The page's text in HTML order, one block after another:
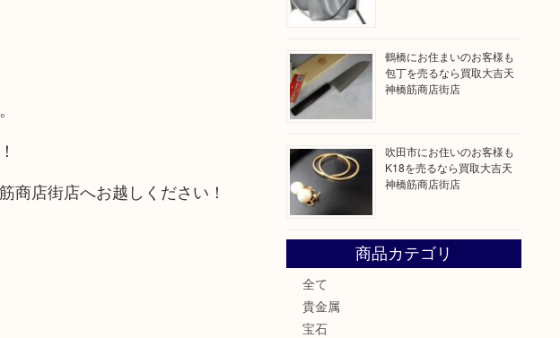
商店街店へお越しください！
鶴橋にお住まいのお客様も
包丁を売るなら買取大吉天
神橋筋商店街店
吹田市にお住いのお客様も
K18を売るなら買取大吉天
神橋筋商店街店
商品カテゴリ
全て
貴金属
宝石